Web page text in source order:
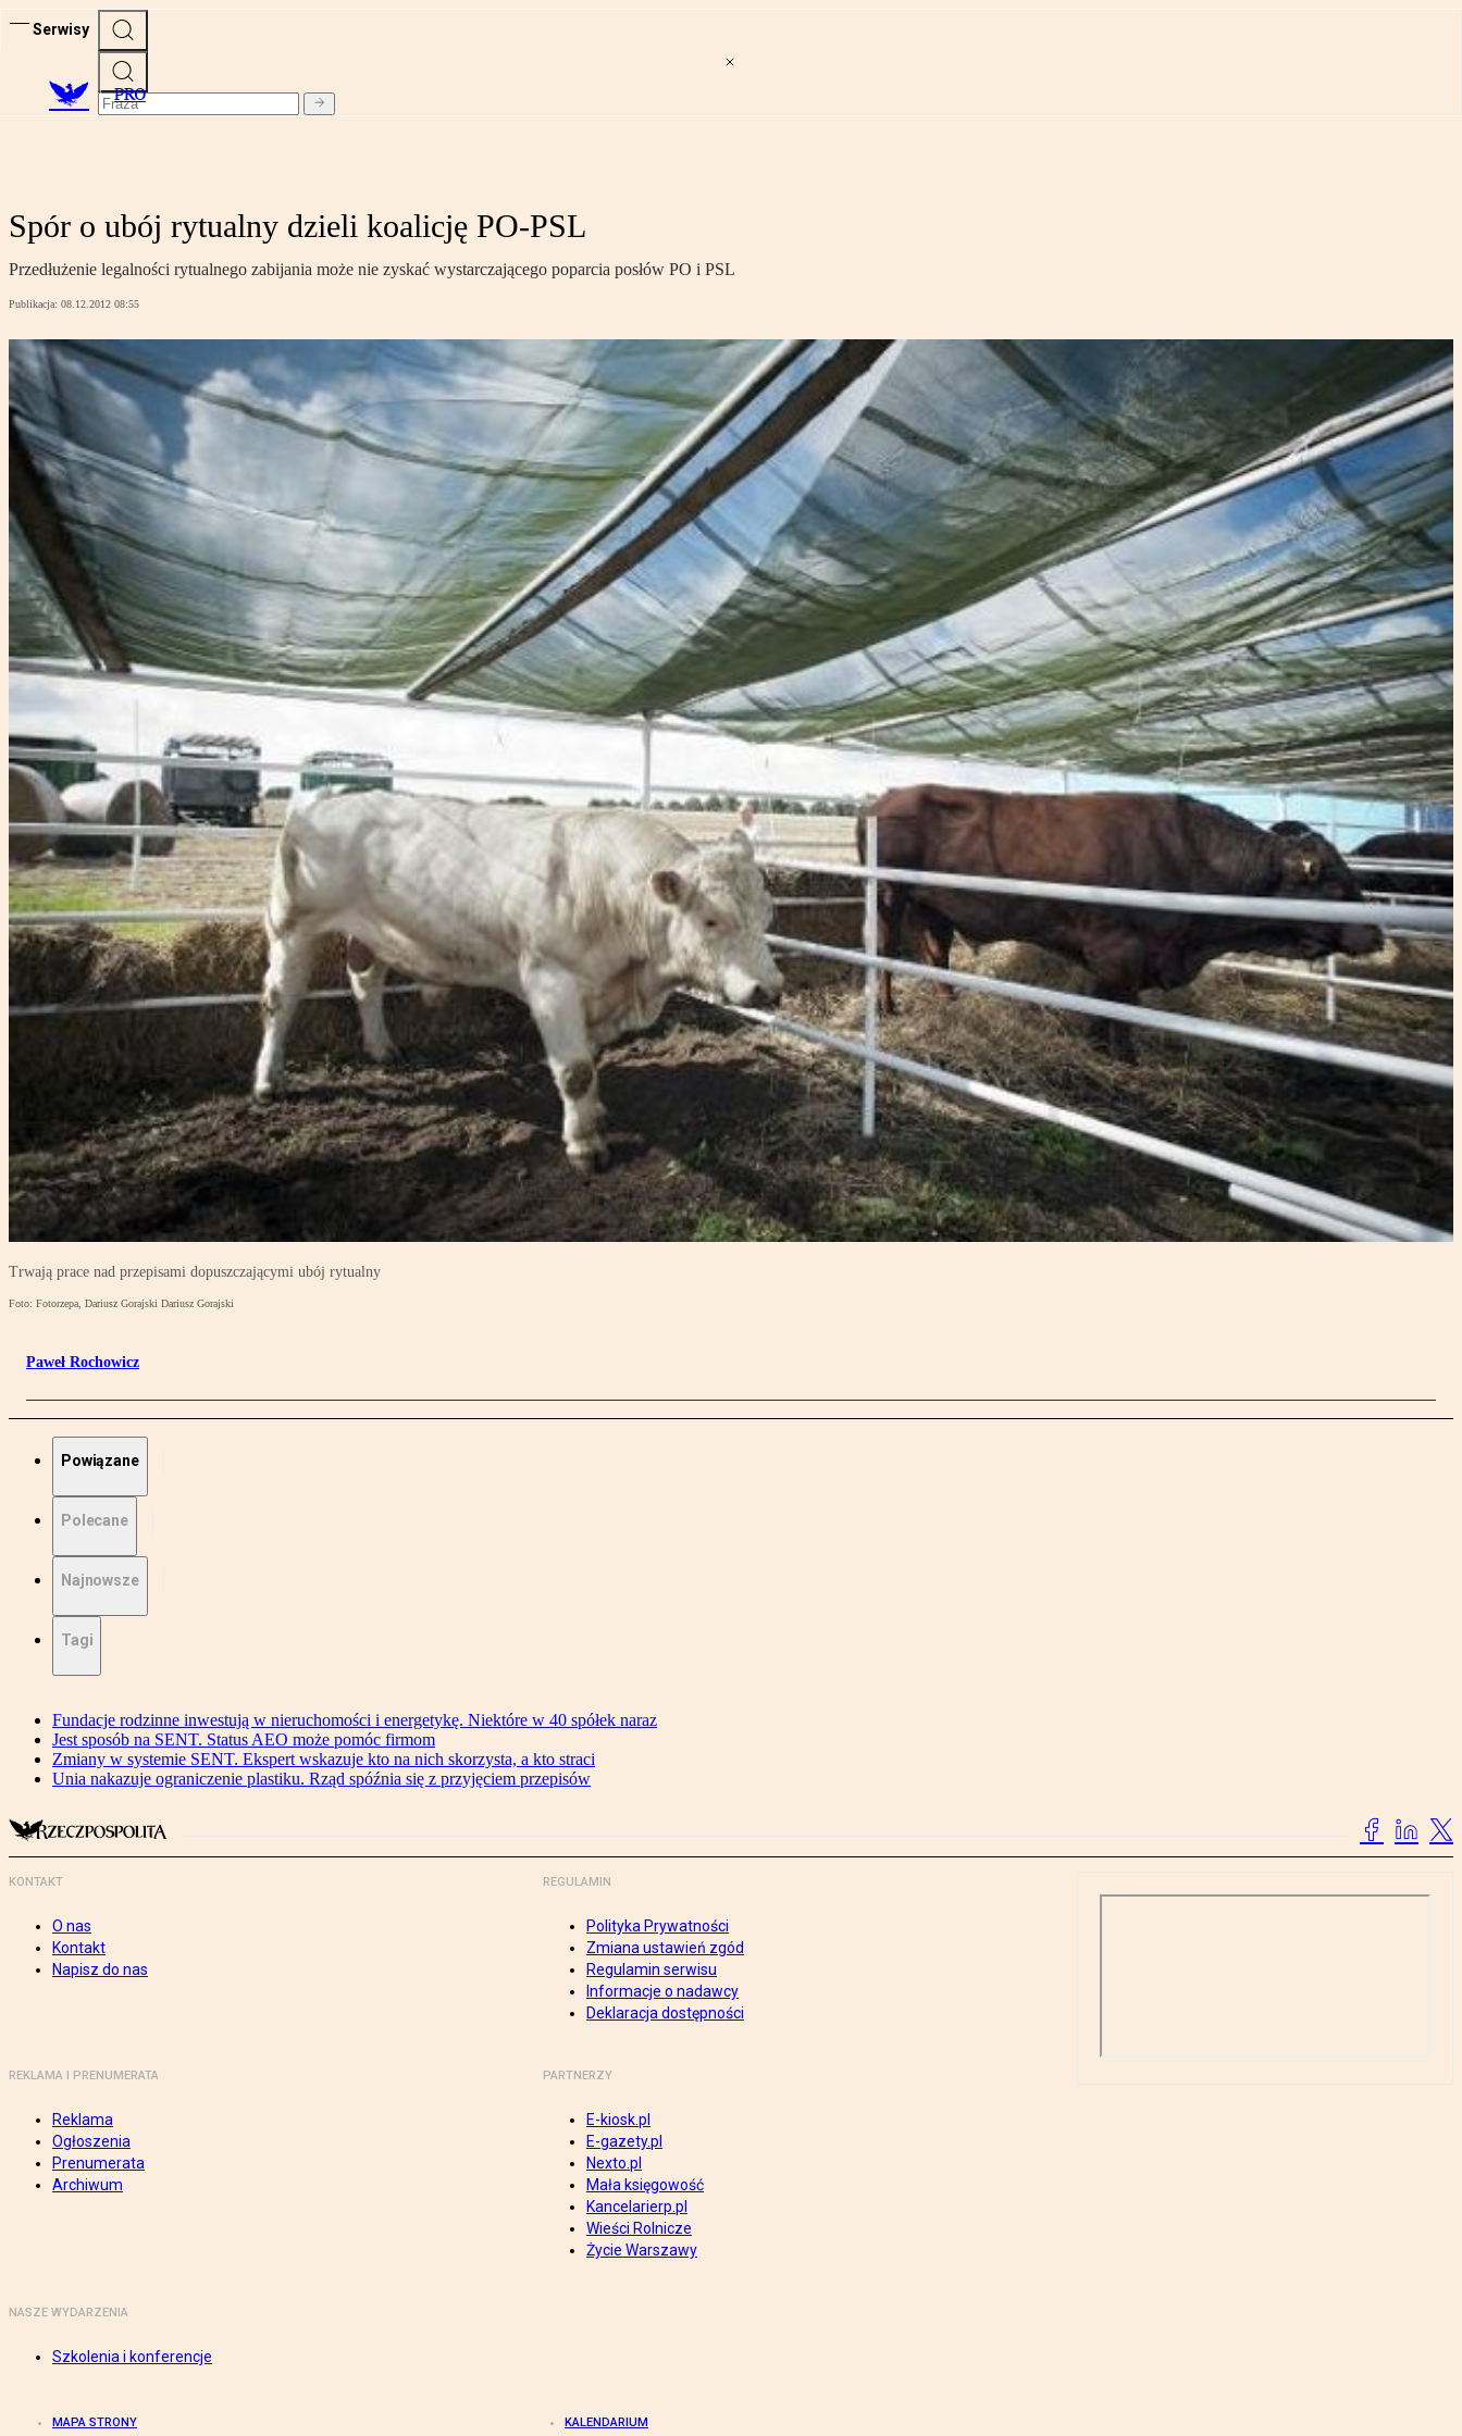
Serwisy
PRO
Spór o ubój rytualny dzieli koalicję PO-PSL
Przedłużenie legalności rytualnego zabijania może nie zyskać wystarczającego poparcia posłów PO i PSL
Publikacja: 08.12.2012 08:55
Trwają prace nad przepisami dopuszczającymi ubój rytualny
Foto: Fotorzepa, Dariusz Gorajski Dariusz Gorajski
Paweł Rochowicz
Powiązane
Polecane
Najnowsze
Tagi
Fundacje rodzinne inwestują w nieruchomości i energetykę. Niektóre w 40 spółek naraz
Jest sposób na SENT. Status AEO może pomóc firmom
Zmiany w systemie SENT. Ekspert wskazuje kto na nich skorzysta, a kto straci
Unia nakazuje ograniczenie plastiku. Rząd spóźnia się z przyjęciem przepisów
KONTAKT
O nas
Kontakt
Napisz do nas
REGULAMIN
Polityka Prywatności
Zmiana ustawień zgód
Regulamin serwisu
Informacje o nadawcy
Deklaracja dostępności
REKLAMA I PRENUMERATA
Reklama
Ogłoszenia
Prenumerata
Archiwum
PARTNERZY
E-kiosk.pl
E-gazety.pl
Nexto.pl
Mała księgowość
Kancelarierp.pl
Wieści Rolnicze
Życie Warszawy
NASZE WYDARZENIA
Szkolenia i konferencje
MAPA STRONY KALENDARIUM